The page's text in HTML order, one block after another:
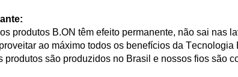
produtos B.ON têm efeito permanente, não sai nas
ao máximo todos os benefícios da Tecnologia
produtos são produzidos no Brasil e nossos fios são